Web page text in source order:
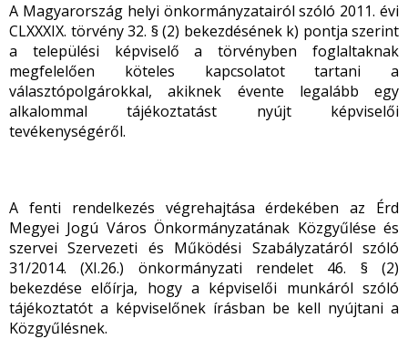
A Magyarország helyi önkormányzatairól szóló 2011. évi
CLXXXIX. törvény 32. § (2) bekezdésének k) pontja szerint
a települési képviselő a törvényben foglaltaknak
megfelelően köteles kapcsolatot tartani a
választópolgárokkal, akiknek évente legalább egy
alkalommal tájékoztatást nyújt képviselői
tevékenységéről.
A fenti rendelkezés végrehajtása érdekében az Érd
Megyei Jogú Város Önkormányzatának Közgyűlése és
szervei Szervezeti és Működési Szabályzatáról szóló
31/2014. (XI.26.) önkormányzati rendelet 46. § (2)
bekezdése előírja, hogy a képviselői munkáról szóló
tájékoztatót a képviselőnek írásban be kell nyújtani a
Közgyűlésnek.